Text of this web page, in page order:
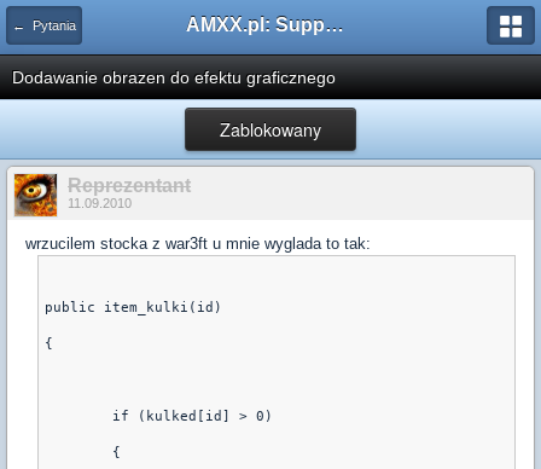
← Pytania AMXX.pl: Support AMX Mod X i SourceMod
Dodawanie obrazen do efektu graficznego
Zablokowany
Reprezentant
11.09.2010
wrzucilem stocka z war3ft u mnie wyglada to tak:
public item_kulki(id)
{
        if (kulked[id] > 0)
        {